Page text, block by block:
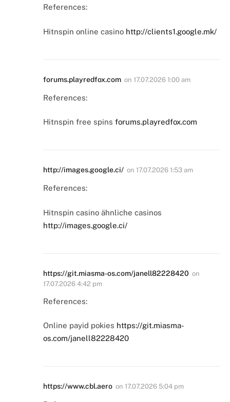
References:
Hitnspin online casino http://clients1.google.mk/
forums.playredfox.com on 17.07.2026 1:00 am
References:
Hitnspin free spins forums.playredfox.com
http://images.google.ci/ on 17.07.2026 1:53 am
References:
Hitnspin casino ähnliche casinos
http://images.google.ci/
https://git.miasma-os.com/janell82228420 on
17.07.2026 4:42 pm
References:
Online payid pokies https://git.miasma-
os.com/janell82228420
https://www.cbl.aero on 17.07.2026 5:04 pm